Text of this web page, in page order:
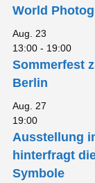
World
Aug. 23
13:00 - 19:00
Sommerfest
Berlin
Aug. 27
19:00
Ausstellung
hinterfragt
Symbole